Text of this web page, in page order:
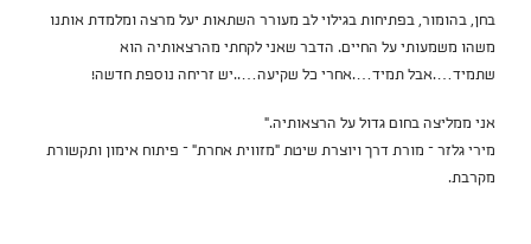
בחן, בהומור, בפתיחות בגילוי לב מעורר השתאות יעל מרצה ומלמדת אותנו
משהו משמעותי על החיים. הדבר שאני לקחתי מהרצאותיה הוא
שתמיד….אבל תמיד….אחרי כל שקיעה…..יש זריחה נוספת חדשה!
אני ממליצה בחום גדול על הרצאותיה."
מירי גלזר – מורת דרך ויוצרת שיטת "מזווית אחרת" – פיתוח אימון ותקשורת
מקרבת.